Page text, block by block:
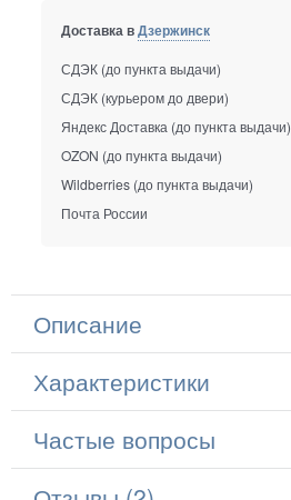
Доставка вДзержинск
СДЭК (до пункта выдачи)
СДЭК (курьером до двери)
Яндекс Доставка (до пункта выдачи)
OZON (до пункта выдачи)
Wildberries (до пункта выдачи)
Почта России
Описание
Характеристики
Частые вопросы